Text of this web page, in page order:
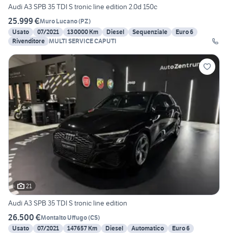
Audi A3 SPB 35 TDI S tronic line edition 2.0d 150c
25.999 €Muro Lucano(PZ)
Usato
07/2021 130000 Km Diesel Sequenziale
Euro 6
Rivenditore MULTI SERVICE CAPUTI
21
Audi A3 SPB 35 TDI S tronic line edition
26.500 €Montalto Uffugo(CS)
Usato
07/2021 147657 Km Diesel Automatico
Euro 6